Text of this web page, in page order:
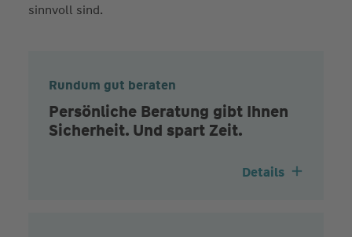
sinnvoll sind.
Rundum gut beraten
Persönliche Beratung gibt Ihnen
Sicherheit. Und spart Zeit.
Details